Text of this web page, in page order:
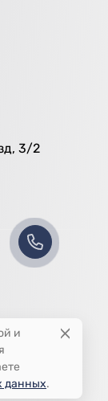
3/2
и
данных.